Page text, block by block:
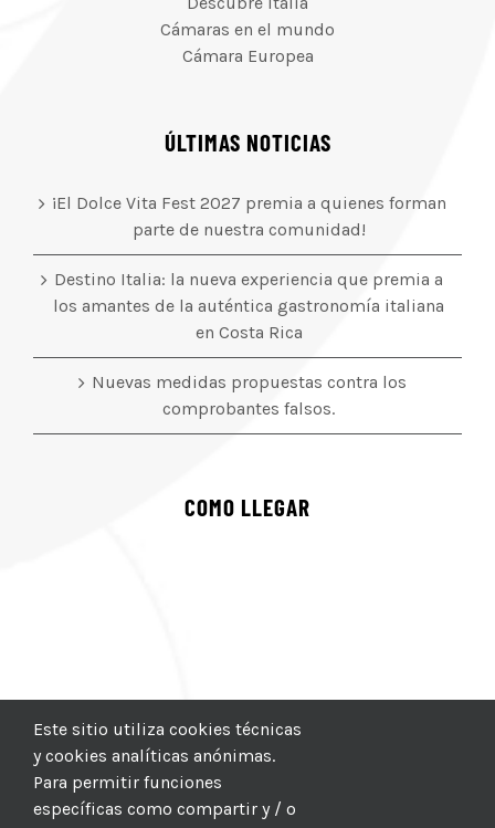
Cámaras en el mundo
Cámara Europea
ÚLTIMAS NOTICIAS
¡El Dolce Vita Fest 2027 premia a quienes forman
parte de nuestra comunidad!
Destino Italia: la nueva experiencia que premia a
los amantes de la auténtica gastronomía italiana
en Costa Rica
Nuevas medidas propuestas contra los
comprobantes falsos.
COMO LLEGAR
Este sitio utiliza cookies técnicas
y cookies analíticas anónimas.
Para permitir funciones
específicas como compartir y / o